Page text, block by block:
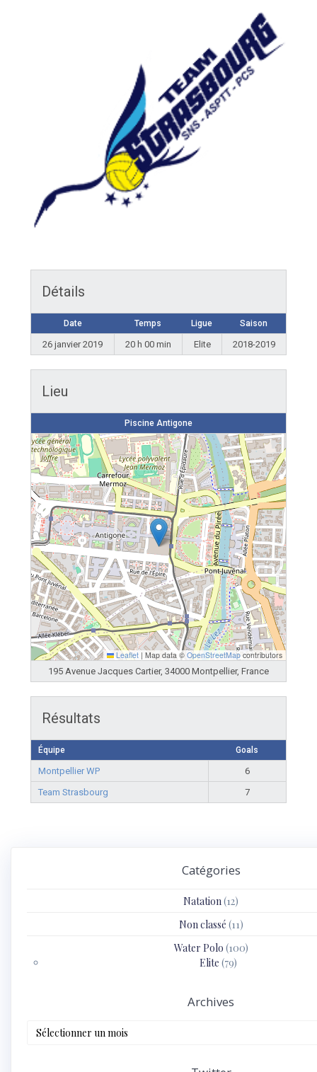
Détails
Date Temps Ligue Saison
26 janvier 2019 20 h 00 min Elite 2018-2019
Lieu
Piscine Antigone
Leaflet | Map data © OpenStreetMap contributors
195 Avenue Jacques Cartier, 34000 Montpellier, France
Résultats
Équipe Goals
Montpellier WP
6
Team Strasbourg
7
Catégories
Natation (12)
Non classé (11)
Water Polo (100)
Elite (79)
Archives